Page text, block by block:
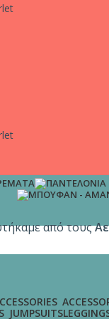
από τους
JUMPSUITS